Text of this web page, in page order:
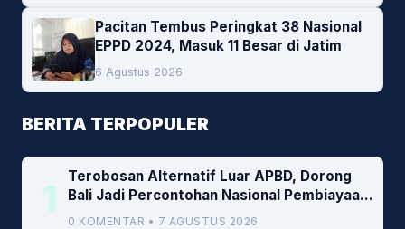
Pacitan Tembus Peringkat 38 Nasional
EPPD 2024, Masuk 11 Besar di Jatim
6 Agustus 2026
BERITA TERPOPULER
1
Terobosan Alternatif Luar APBD, Dorong
Bali Jadi Percontohan Nasional Pembiayaan
Daerah
0 KOMENTAR • 7 AGUSTUS 2026